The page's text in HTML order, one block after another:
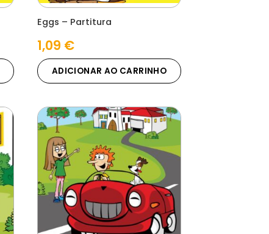
Eggs – Partitura
1,09 €
ADICIONAR AO CARRINHO